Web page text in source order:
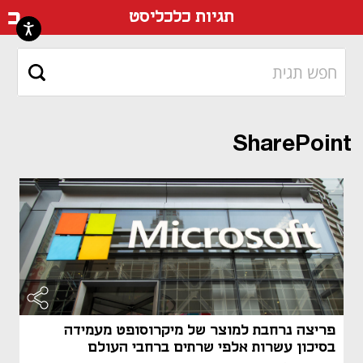
תגיות כלכליסט
SharePoint
פריצה נרחבת למוצר של מיקרוסופט מעמידה
בסיכון עשרות אלפי שרתים ברחבי העולם